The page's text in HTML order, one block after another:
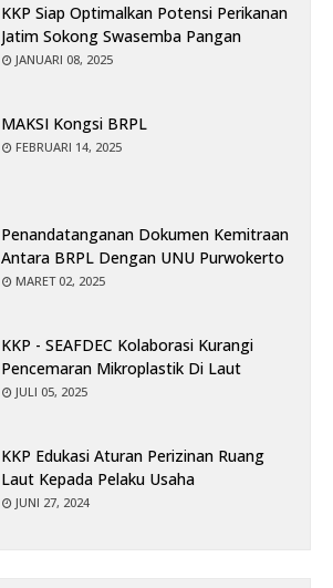
KKP Siap Optimalkan Potensi Perikanan
Jatim Sokong Swasemba Pangan
JANUARI 08, 2025
MAKSI Kongsi BRPL
FEBRUARI 14, 2025
Penandatanganan Dokumen Kemitraan
Antara BRPL Dengan UNU Purwokerto
MARET 02, 2025
KKP - SEAFDEC Kolaborasi Kurangi
Pencemaran Mikroplastik Di Laut
JULI 05, 2025
KKP Edukasi Aturan Perizinan Ruang
Laut Kepada Pelaku Usaha
JUNI 27, 2024